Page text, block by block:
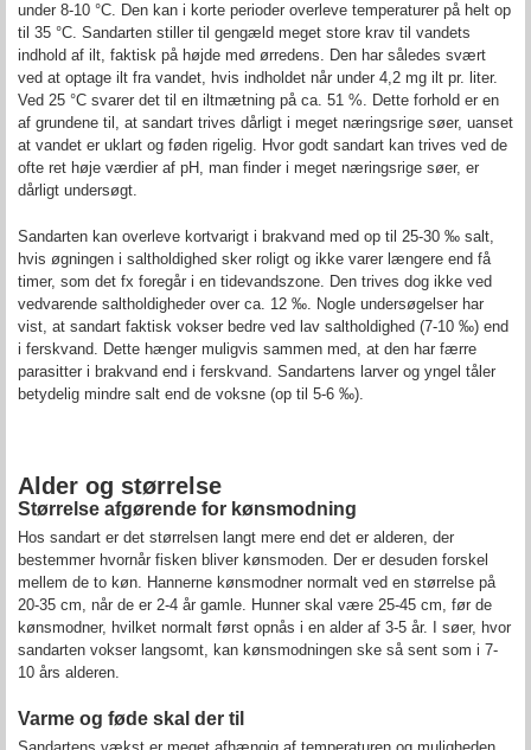
under 8-10 °C. Den kan i korte perioder overleve temperaturer på helt op
til 35 °C. Sandarten stiller til gengæld meget store krav til vandets
indhold af ilt, faktisk på højde med ørredens. Den har således svært
ved at optage ilt fra vandet, hvis indholdet når under 4,2 mg ilt pr. liter.
Ved 25 °C svarer det til en iltmætning på ca. 51 %. Dette forhold er en
af grundene til, at sandart trives dårligt i meget næringsrige søer, uanset
at vandet er uklart og føden rigelig. Hvor godt sandart kan trives ved de
ofte ret høje værdier af pH, man finder i meget næringsrige søer, er
dårligt undersøgt.
Sandarten kan overleve kortvarigt i brakvand med op til 25-30 ‰ salt,
hvis øgningen i saltholdighed sker roligt og ikke varer længere end få
timer, som det fx foregår i en tidevandszone. Den trives dog ikke ved
vedvarende saltholdigheder over ca. 12 ‰. Nogle undersøgelser har
vist, at sandart faktisk vokser bedre ved lav saltholdighed (7-10 ‰) end
i ferskvand. Dette hænger muligvis sammen med, at den har færre
parasitter i brakvand end i ferskvand. Sandartens larver og yngel tåler
betydelig mindre salt end de voksne (op til 5-6 ‰).
Alder og størrelse
Størrelse afgørende for kønsmodning
Hos sandart er det størrelsen langt mere end det er alderen, der
bestemmer hvornår fisken bliver kønsmoden. Der er desuden forskel
mellem de to køn. Hannerne kønsmodner normalt ved en størrelse på
20-35 cm, når de er 2-4 år gamle. Hunner skal være 25-45 cm, før de
kønsmodner, hvilket normalt først opnås i en alder af 3-5 år. I søer, hvor
sandarten vokser langsomt, kan kønsmodningen ske så sent som i 7-
10 års alderen.
Varme og føde skal der til